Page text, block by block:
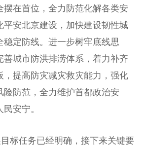
摆在首位，全力防范化解各类安
平安北京建设，加快建设韧性城
稳定防线。进一步树牢底线思
善城市防洪排涝体系，着力补齐
，提高防灾减灾救灾能力，强化
险防范，全力维护首都政治安
安宁。
目标任务已经明确，接下来关键要